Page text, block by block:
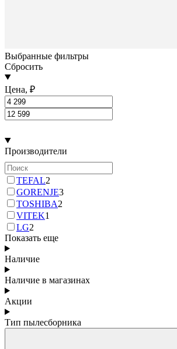
Выбранные фильтры
Сбросить
Цена, ₽
Производители
TEFAL2
GORENJE3
TOSHIBA2
VITEK1
LG2
Показать еще
Наличие
Наличие в магазинах
Акции
Тип пылесборника